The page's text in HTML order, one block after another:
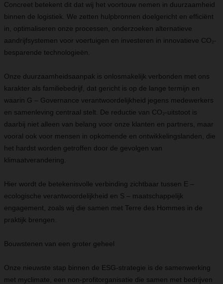
Concreet betekent dit dat wij het voortouw nemen in duurzaamheid
binnen de logistiek. We zetten hulpbronnen doelgericht en efficiënt
in, optimaliseren onze processen, onderzoeken alternatieve
aandrijfsystemen voor voertuigen en investeren in innovatieve CO₂-
besparende technologieën.
Onze duurzaamheidsaanpak is onlosmakelijk verbonden met ons
karakter als familiebedrijf, dat gericht is op de lange termijn en
waarin G – Governance verantwoordelijkheid jegens medewerkers
en samenleving centraal stelt. De reductie van CO₂-uitstoot is
daarbij niet alleen van belang voor onze klanten en partners, maar
vooral ook voor mensen in opkomende en ontwikkelingslanden, die
het hardst worden getroffen door de gevolgen van
klimaatverandering.
Hier wordt de betekenisvolle verbinding zichtbaar tussen E –
ecologische verantwoordelijkheid en S – maatschappelijk
engagement, zoals wij die samen met Terre des Hommes in de
praktijk brengen.
Bouwstenen van een groter geheel
Onze nieuwste stap binnen de ESG-strategie is de samenwerking
met myclimate, een non-profitorganisatie die samen met bedrijven